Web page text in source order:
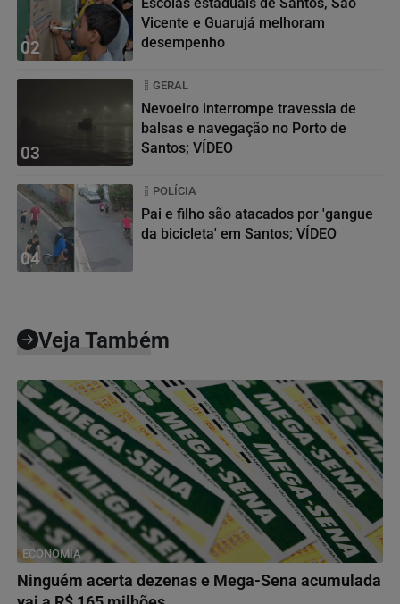
02
Vicente e Guarujá melhoram
desempenho
03
GERAL
Nevoeiro interrompe travessia de
balsas e navegação no Porto de
Santos; VÍDEO
04
POLÍCIA
Pai e filho são atacados por 'gangue
da bicicleta' em Santos; VÍDEO
Veja Também
ECONOMIA
Ninguém acerta dezenas e Mega-Sena acumulada